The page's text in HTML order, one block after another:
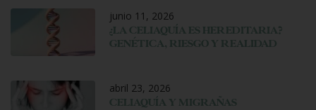
junio 11, 2026
¿LA CELIAQUÍA ES HEREDITARIA?
GENÉTICA, RIESGO Y REALIDAD
abril 23, 2026
CELIAQUÍA Y MIGRAÑAS